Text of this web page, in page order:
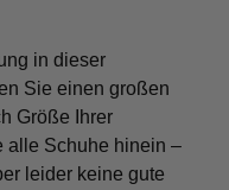
in dieser
Sie einen großen
Größe Ihrer
alle Schuhe hinein –
leider keine gute